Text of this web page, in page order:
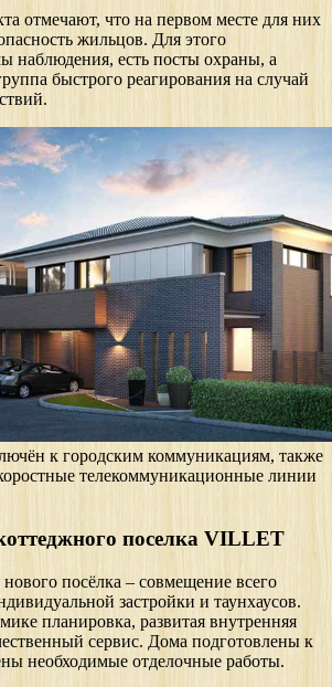
отмечают, что на первом месте для них
жильцов. Для этого
наблюдения, есть посты охраны, а
быстрого реагирования на случай
к городским коммуникациям, также
телекоммуникационные линии
поселка VILLET
посёлка – совмещение всего
застройки и таунхаусов.
планировка, развитая внутренняя
сервис. Дома подготовлены к
необходимые отделочные работы.